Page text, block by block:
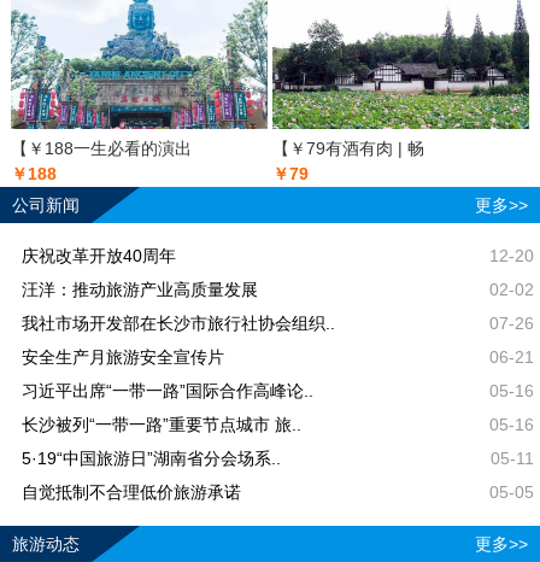
【￥188一生必看的演出
￥188
【￥79有酒有肉 | 畅
￥79
公司新闻
更多>>
庆祝改革开放40周年
12-20
汪洋：推动旅游产业高质量发展
02-02
我社市场开发部在长沙市旅行社协会组织..
07-26
安全生产月旅游安全宣传片
06-21
习近平出席“一带一路”国际合作高峰论..
05-16
长沙被列“一带一路”重要节点城市 旅..
05-16
5·19“中国旅游日”湖南省分会场系..
05-11
自觉抵制不合理低价旅游承诺
05-05
旅游动态 更多>>